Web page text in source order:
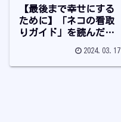
【最後まで幸せにする
ために】「ネコの看取
りガイド」を読んだ感
2024.03.17